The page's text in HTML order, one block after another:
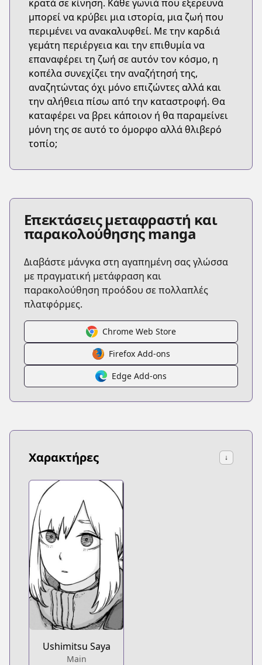
κρατά σε κίνηση. Κάθε γωνιά που εξερευνά
μπορεί να κρύβει μια ιστορία, μια ζωή που
περιμένει να ανακαλυφθεί. Με την καρδιά
γεμάτη περιέργεια και την επιθυμία να
επαναφέρει τη ζωή σε αυτόν τον κόσμο, η
κοπέλα συνεχίζει την αναζήτησή της,
αναζητώντας όχι μόνο επιζώντες αλλά και
την αλήθεια πίσω από την καταστροφή. Θα
καταφέρει να βρει κάποιον ή θα παραμείνει
μόνη της σε αυτό το όμορφο αλλά θλιβερό
τοπίο;
Επεκτάσεις μεταφραστή και
παρακολούθησης manga
Διαβάστε μάνγκα στη αγαπημένη σας γλώσσα
με πραγματική μετάφραση και
παρακολούθηση προόδου σε πολλαπλές
πλατφόρμες.
Chrome Web Store
Firefox Add-ons
Edge Add-ons
Χαρακτήρες ↓
Ushimitsu Saya
Main